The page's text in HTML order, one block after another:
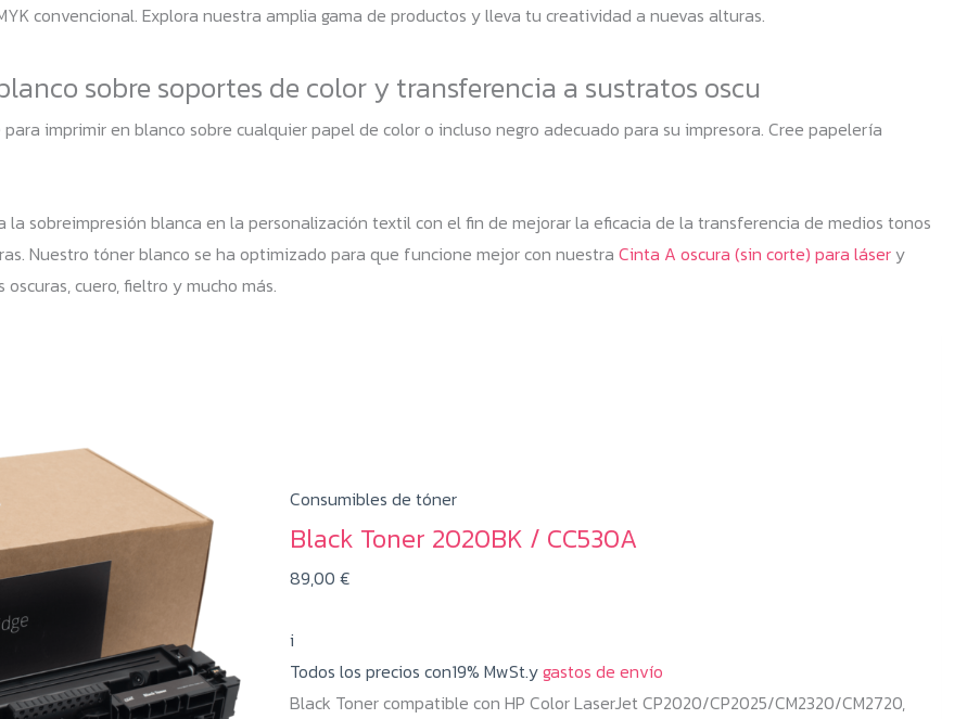
convencional. Explora nuestra amplia gama de productos y lleva tu creatividad a nuevas alturas.
sobre soportes de color y transferencia a sustratos oscu
imprimir en blanco sobre cualquier papel de color o incluso negro adecuado para su impresora. Cree papelería
la sobreimpresión blanca en la personalización textil con el fin de mejorar la eficacia de la transferencia de medios tonos
Nuestro tóner blanco se ha optimizado para que funcione mejor con nuestra Cinta A oscura (sin corte) para lásery
cuero, fieltro y mucho más.
Consumibles de tóner
Black Toner 2020BK / CC530A
89,00 €
i
Todos los precios con19% MwSt.ygastos de envío
Black Toner compatible con HP Color LaserJet CP2020/CP2025/CM2320/CM2720,